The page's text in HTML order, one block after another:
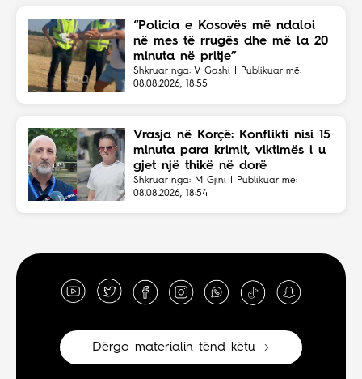
“Policia e Kosovës më ndaloi
në mes të rrugës dhe më la 20
minuta në pritje”
Shkruar nga: V Gashi | Publikuar më:
08.08.2026, 18:55
Vrasja në Korçë: Konflikti nisi 15
minuta para krimit, viktimës i u
gjet një thikë në dorë
Shkruar nga: M Gjini | Publikuar më:
08.08.2026, 18:54
Dërgo materialin tënd këtu